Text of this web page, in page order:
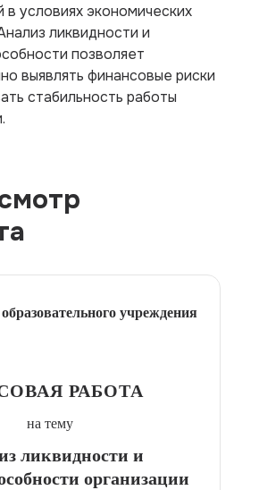
в условиях экономических
ликвидности и
позволяет
выявлять финансовые риски
стабильность работы
учреждения
РАБОТА
на тему
ликвидности и
организации